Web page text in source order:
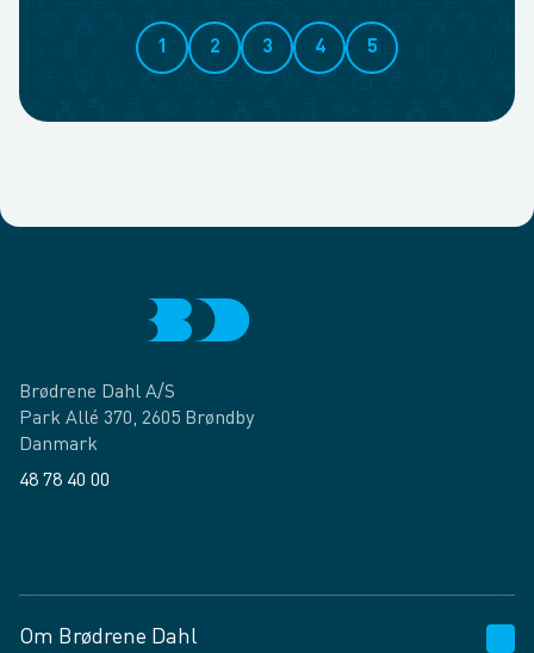
1 2 3 4 5
Brødrene Dahl A/S
Park Allé 370, 2605 Brøndby
Danmark
48 78 40 00
Om Brødrene Dahl